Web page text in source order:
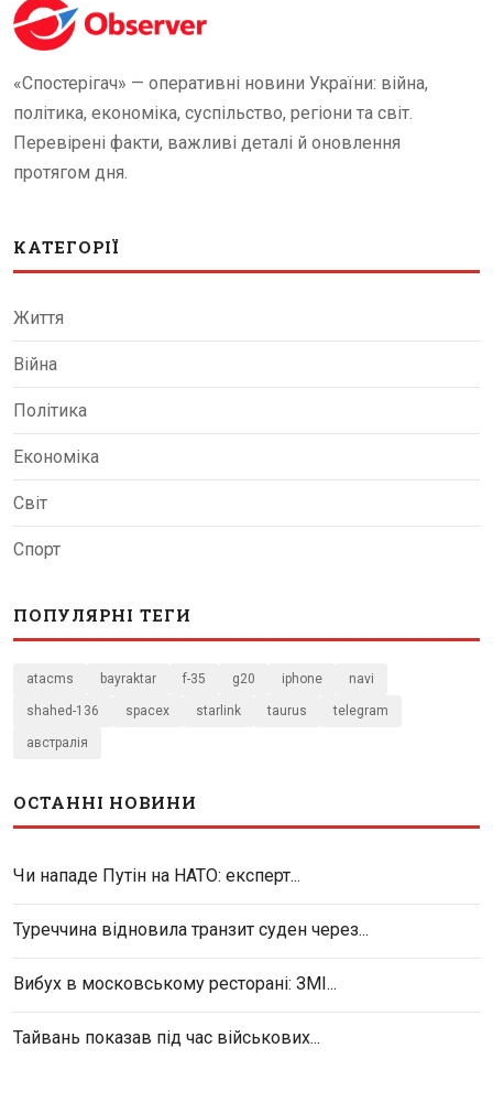
«Спостерігач» — оперативні новини України: війна,
політика, економіка, суспільство, регіони та світ.
Перевірені факти, важливі деталі й оновлення
протягом дня.
КАТЕГОРІЇ
Життя
Війна
Політика
Економіка
Світ
Спорт
ПОПУЛЯРНІ ТЕГИ
atacms bayraktar f-35 g20 iphone navi
shahed-136 spacex starlink taurus telegram
австралія
ОСТАННІ НОВИНИ
Чи нападе Путін на НАТО: експерт...
Туреччина відновила транзит суден через...
Вибух в московському ресторані: ЗМІ...
Тайвань показав під час військових...